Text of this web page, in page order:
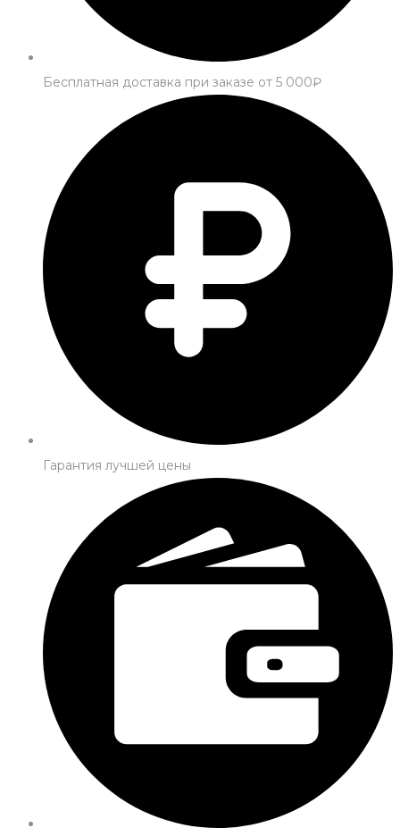
Бесплатная доставка при заказе от 5 000₽
Гарантия лучшей цены